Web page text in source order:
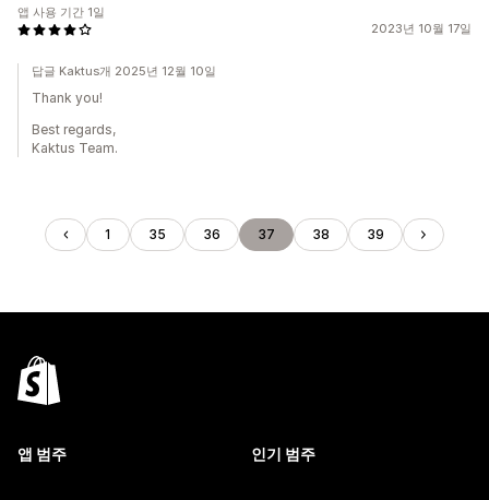
2023년 10월 17일
앱 사용 기간 1일
답글 Kaktus개 2025년 12월 10일
Thank you!
Best regards,
Kaktus Team.
1 35 36 37 38 39
앱 범주 인기 범주